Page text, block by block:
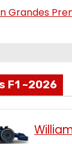
Grandes
F1 ~2026